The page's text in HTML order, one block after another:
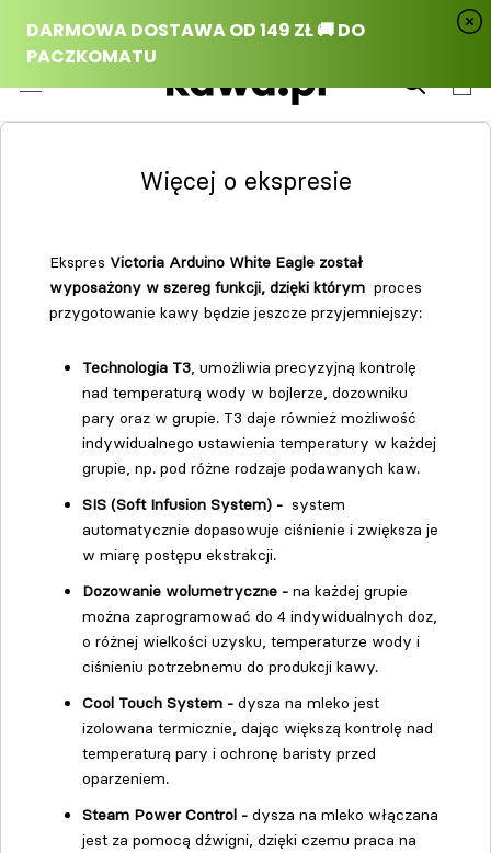
Przejdź
do
Więcej o ekspresie
Ekspres Victoria Arduino White Eagle został
wyposażony w szereg funkcji, dzięki którym proces
przygotowanie kawy będzie jeszcze przyjemniejszy:
Technologia T3, umożliwia precyzyjną kontrolę
nad temperaturą wody w bojlerze, dozowniku
pary oraz w grupie. T3 daje również możliwość
indywidualnego ustawienia temperatury w każdej
grupie, np. pod różne rodzaje podawanych kaw.
SIS (Soft Infusion System) - system
automatycznie dopasowuje ciśnienie i zwiększa je
w miarę postępu ekstrakcji.
Dozowanie wolumetryczne - na każdej grupie
można zaprogramować do 4 indywidualnych doz,
o różnej wielkości uzysku, temperaturze wody i
ciśnieniu potrzebnemu do produkcji kawy.
Cool Touch System - dysza na mleko jest
izolowana termicznie, dając większą kontrolę nad
temperaturą pary i ochronę baristy przed
oparzeniem.
Steam Power Control - dysza na mleko włączana
jest za pomocą dźwigni, dzięki czemu praca na